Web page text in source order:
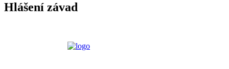
Hlášení závad